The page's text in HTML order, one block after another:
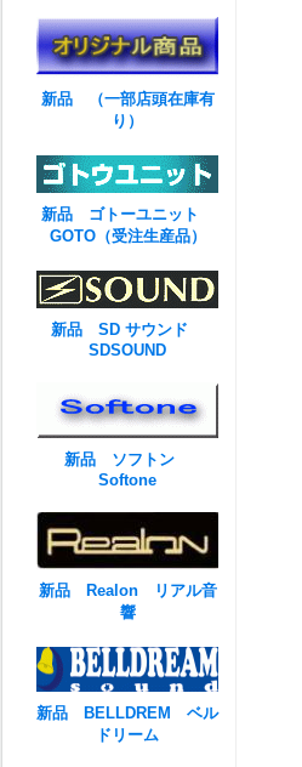
新品 （一部店頭在庫有
り）
新品 ゴトーユニット
GOTO（受注生産品）
新品 SD サウンド
SDSOUND
新品 ソフトン
Softone
新品 Realon リアル音
響
新品 BELLDREM ベル
ドリーム